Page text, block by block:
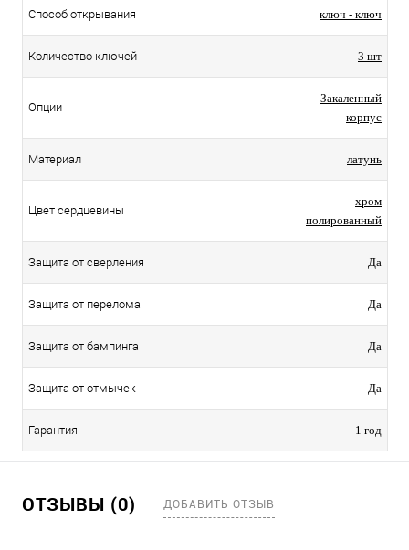
Способ открывания ключ - ключ
Количество ключей 3 шт
Опции
Закаленный
корпус
Материал латунь
Цвет сердцевины
хром
полированный
Защита от сверления Да
Защита от перелома Да
Защита от бампинга Да
Защита от отмычек Да
Гарантия 1 год
ОТЗЫВЫ (0) ДОБАВИТЬ ОТЗЫВ